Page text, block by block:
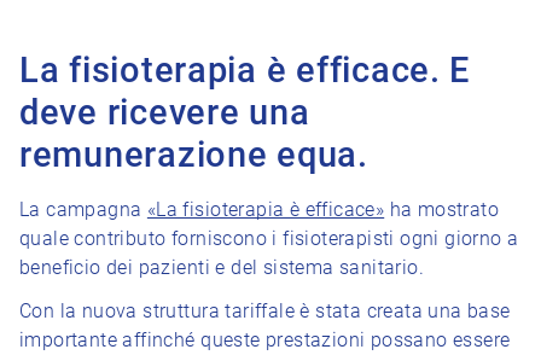
La fisioterapia è efficace. E
deve ricevere una
remunerazione equa.
La campagna «La fisioterapia è efficace» ha mostrato
quale contributo forniscono i fisioterapisti ogni giorno a
beneficio dei pazienti e del sistema sanitario.
Con la nuova struttura tariffale è stata creata una base
importante affinché queste prestazioni possano essere